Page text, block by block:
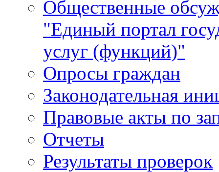
Общественные
"Единый портал
услуг (функций)"
Опросы граждан
Законодательная
Правовые акты по
Отчеты
Результаты проверок